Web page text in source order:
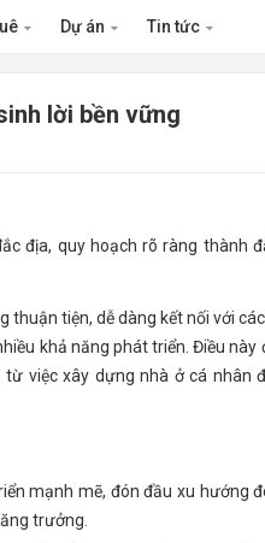
Dự án Tin tức
lời bền vững
địa, quy hoạch rõ ràng thành
thuận tiện, dễ dàng kết nối với
khả năng phát triển. Điều này
việc xây dựng nhà ở cá nhân
mạnh mẽ, đón đầu xu hướng
trưởng.